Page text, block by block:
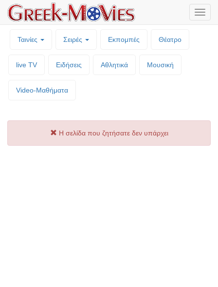
Ταινίες Σειρές Εκπομπές Θέατρο
live TV Ειδήσεις Αθλητικά Μουσική
Video-Mαθήματα
Η σελίδα που ζητήσατε δεν υπάρχει